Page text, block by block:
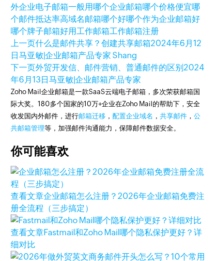
外企业电子邮箱一般用哪个企业邮箱哪个价格便宜哪
个邮件抵达率高域名邮箱哪个好哪个作为企业邮箱好
哪个牌子邮箱好用工作邮箱工作邮箱注册
上一页什么是邮件共享？创建共享邮箱2024年6月12
日马亚敏|企业邮箱产品专家 Shang
下一页外贸开发信、邮件营销、普通邮件的区别2024
年6月13日马亚敏|企业邮箱产品专家
Zoho Mail企业邮箱是一款SaaS云端电子邮箱，多次荣获邮箱国
际大奖。180多个国家的10万+企业在Zoho Mail的帮助下，安全
收发国内外邮件，进行邮箱迁移 ，配置企业域名 ，共享邮件 ，公
共邮箱管理等，加强邮件沟通能力，保障邮件数据安全。
你可能喜欢
查看文章企业邮箱怎么注册？2026年企业邮箱免费注
册全流程（三步搞定）
查看文章Fastmail和Zoho Mail哪个隐私保护更好？详
细对比